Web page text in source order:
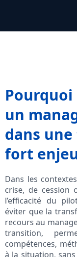
un
dans
fort
Dans les
crise, de cession
l’efficacité du
éviter que la
recours au
transition,
compétences,
à la situation,